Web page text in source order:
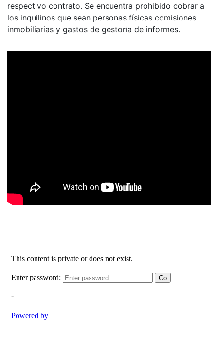
respectivo contrato. Se encuentra prohibido cobrar a
los inquilinos que sean personas físicas comisiones
inmobiliarias y gastos de gestoría de informes.